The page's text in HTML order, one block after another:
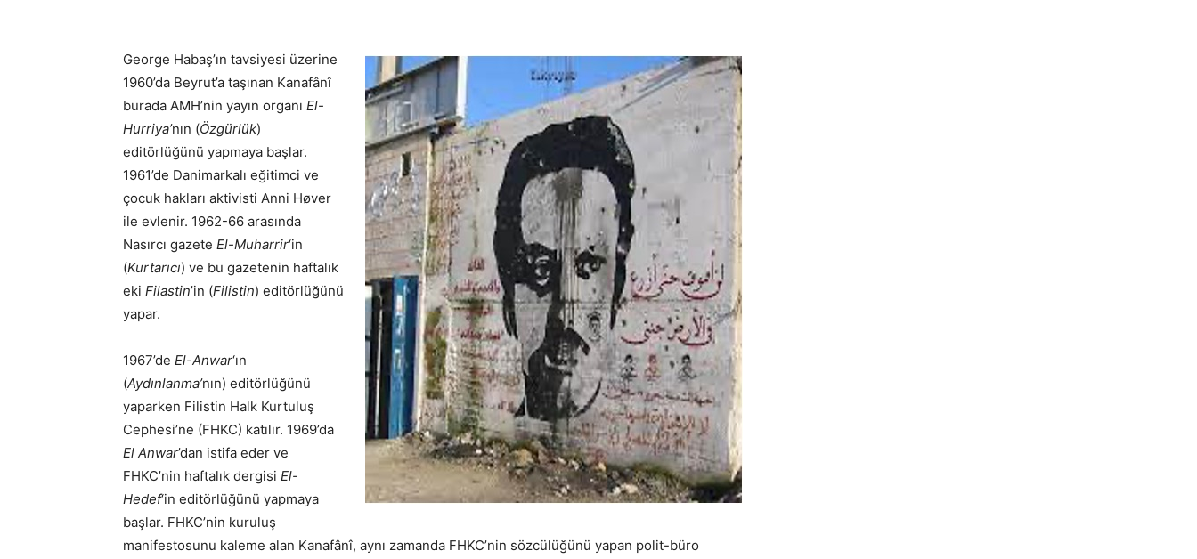
George Habaş’ın tavsiyesi üzerine
1960’da Beyrut’a taşınan Kanafânî
burada AMH’nin yayın organı El-
Hurriya’nın (Özgürlük)
editörlüğünü yapmaya başlar.
1961’de Danimarkalı eğitimci ve
çocuk hakları aktivisti Anni Høver
ile evlenir. 1962-66 arasında
Nasırcı gazete El-Muharrir‘in
(Kurtarıcı) ve bu gazetenin haftalık
eki Filastin’in (Filistin) editörlüğünü
yapar.
1967’de El-Anwar‘ın
(Aydınlanma’nın) editörlüğünü
yaparken Filistin Halk Kurtuluş
Cephesi’ne (FHKC) katılır. 1969’da
El Anwar’dan istifa eder ve
FHKC’nin haftalık dergisi El-
Hedef‘in editörlüğünü yapmaya
başlar. FHKC’nin kuruluş
manifestosunu kaleme alan Kanafânî, aynı zamanda FHKC’nin sözcülüğünü yapan polit-büro